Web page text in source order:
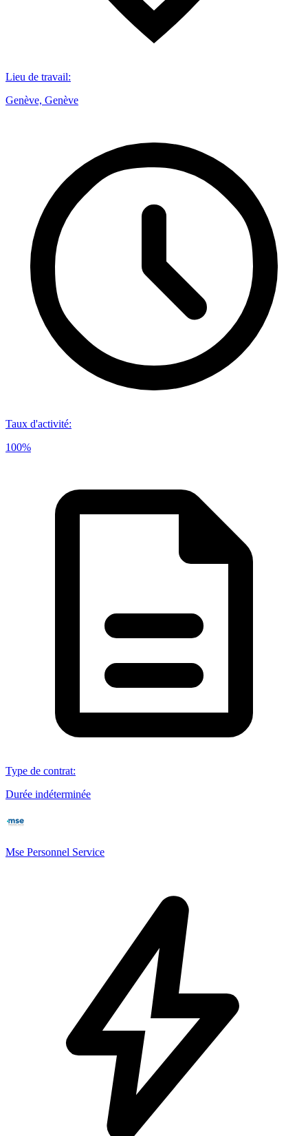
Lieu de travail:
Genève, Genève
Taux d'activité:
100%
Type de contrat:
Durée indéterminée
Mse Personnel Service